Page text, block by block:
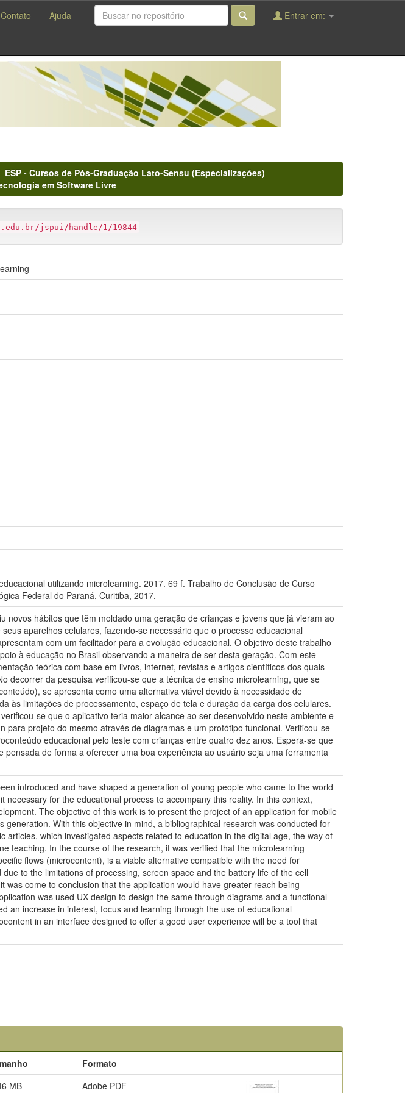
Contato Ajuda Entrar em:
ESP - Cursos de Pós-Graduação Lato-Sensu (Especializações)
em Software Livre
jspui/handle/1/19844
utilizando microlearning. 2017. 69 f. Trabalho de Conclusão de Curso
Federal do Paraná, Curitiba, 2017.
hábitos que têm moldado uma geração de crianças e jovens que já vieram ao
aparelhos celulares, fazendo-se necessário que o processo educacional
com um facilitador para a evolução educacional. O objetivo deste trabalho
à educação no Brasil observando a maneira de ser desta geração. Com este
teórica com base em livros, internet, revistas e artigos científicos dos quais
decorrer da pesquisa verificou-se que a técnica de ensino microlearning, que se
se apresenta como uma alternativa viável devido à necessidade de
às limitações de processamento, espaço de tela e duração da carga dos celulares.
se que o aplicativo teria maior alcance ao ser desenvolvido neste ambiente e
projeto do mesmo através de diagramas e um protótipo funcional. Verificou-se
educacional pelo teste com crianças entre quatro dez anos. Espera-se que
de forma a oferecer uma boa experiência ao usuário seja uma ferramenta
introduced and have shaped a generation of young people who came to the world
for the educational process to accompany this reality. In this context,
The objective of this work is to present the project of an application for mobile
With this objective in mind, a bibliographical research was conducted for
which investigated aspects related to education in the digital age, the way of
teaching. In the course of the research, it was verified that the microlearning
flows (microcontent), is a viable alternative compatible with the need for
to the limitations of processing, screen space and the battery life of the cell
come to conclusion that the application would have greater reach being
was used UX design to design the same through diagrams and a functional
an increase in interest, focus and learning through the use of educational
in an interface designed to offer a good user experience will be a tool that
Formato
MB Adobe PDF